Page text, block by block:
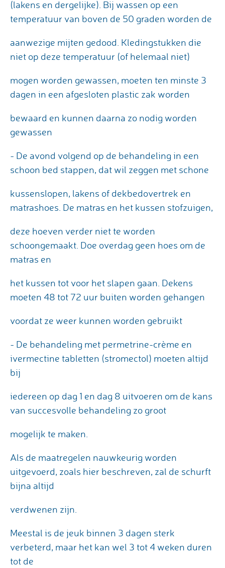
(lakens en dergelijke). Bij wassen op een
temperatuur van boven de 50 graden worden de
aanwezige mijten gedood. Kledingstukken die
niet op deze temperatuur (of helemaal niet)
mogen worden gewassen, moeten ten minste 3
dagen in een afgesloten plastic zak worden
bewaard en kunnen daarna zo nodig worden
gewassen
- De avond volgend op de behandeling in een
schoon bed stappen, dat wil zeggen met schone
kussenslopen, lakens of dekbedovertrek en
matrashoes. De matras en het kussen stofzuigen,
deze hoeven verder niet te worden
schoongemaakt. Doe overdag geen hoes om de
matras en
het kussen tot voor het slapen gaan. Dekens
moeten 48 tot 72 uur buiten worden gehangen
voordat ze weer kunnen worden gebruikt
- De behandeling met permetrine-crème en
ivermectine tabletten (stromectol) moeten altijd
bij
iedereen op dag 1 en dag 8 uitvoeren om de kans
van succesvolle behandeling zo groot
mogelijk te maken.
Als de maatregelen nauwkeurig worden
uitgevoerd, zoals hier beschreven, zal de schurft
bijna altijd
verdwenen zijn.
Meestal is de jeuk binnen 3 dagen sterk
verbeterd, maar het kan wel 3 tot 4 weken duren
tot de